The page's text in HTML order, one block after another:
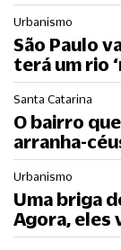
Urbanismo
São Paulo
terá um rio
Santa Catarina
O bairro
arranha-
Urbanismo
Uma briga
Agora, eles